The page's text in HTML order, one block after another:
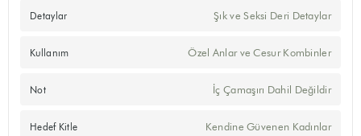
Detaylar Şık ve Seksi Deri Detaylar
Kullanım Özel Anlar ve Cesur Kombinler
Not İç Çamaşırı Dahil Değildir
Hedef Kitle Kendine Güvenen Kadınlar